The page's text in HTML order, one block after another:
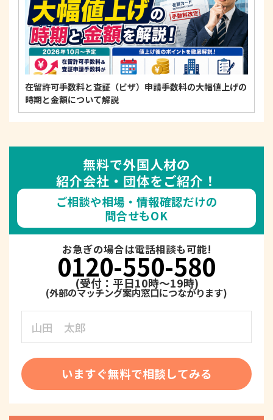
在留許可手数料と査証（ビザ）申請手数料の大幅値上げの
時期と金額について解説
無料で外国人材の
紹介会社・団体をご紹介！
ご相談や相場・情報確認だけの
問合せもOK
お急ぎの場合は電話相談も可能!
0120-550-580
(受付：平日10時～19時)
いますぐ無料で相談してみる